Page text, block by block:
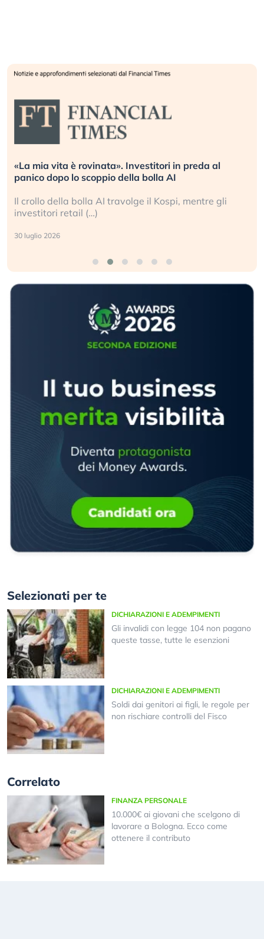
«La mia vita è rovinata». Investitori in preda al
panico dopo lo scoppio della bolla AI
Il crollo della bolla AI travolge il Kospi, mentre gli
investitori retail (…)
30 luglio 2026
Selezionati per te
DICHIARAZIONI E ADEMPIMENTI
Gli invalidi con legge 104 non pagano
queste tasse, tutte le esenzioni
DICHIARAZIONI E ADEMPIMENTI
Soldi dai genitori ai figli, le regole per
non rischiare controlli del Fisco
Correlato
FINANZA PERSONALE
10.000€ ai giovani che scelgono di
lavorare a Bologna. Ecco come
ottenere il contributo